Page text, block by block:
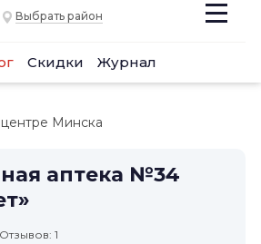
Выбрать район
Скидки Журнал
центре Минска
аптека №34
Отзывов: 1